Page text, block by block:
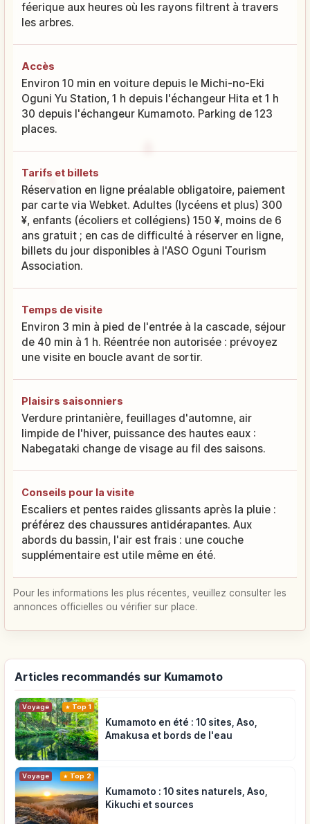
féerique aux heures où les rayons filtrent à travers
les arbres.
Accès
Environ 10 min en voiture depuis le Michi-no-Eki
Oguni Yu Station, 1 h depuis l'échangeur Hita et 1 h
30 depuis l'échangeur Kumamoto. Parking de 123
places.
Tarifs et billets
Réservation en ligne préalable obligatoire, paiement
par carte via Webket. Adultes (lycéens et plus) 300
¥, enfants (écoliers et collégiens) 150 ¥, moins de 6
ans gratuit ; en cas de difficulté à réserver en ligne,
billets du jour disponibles à l'ASO Oguni Tourism
Association.
Temps de visite
Environ 3 min à pied de l'entrée à la cascade, séjour
de 40 min à 1 h. Réentrée non autorisée : prévoyez
une visite en boucle avant de sortir.
Plaisirs saisonniers
Verdure printanière, feuillages d'automne, air
limpide de l'hiver, puissance des hautes eaux :
Nabegataki change de visage au fil des saisons.
Conseils pour la visite
Escaliers et pentes raides glissants après la pluie :
préférez des chaussures antidérapantes. Aux
abords du bassin, l'air est frais : une couche
supplémentaire est utile même en été.
Pour les informations les plus récentes, veuillez consulter les
annonces officielles ou vérifier sur place.
Articles recommandés sur Kumamoto
Voyage Top 1
Kumamoto en été : 10 sites, Aso,
Amakusa et bords de l'eau
Voyage Top 2
Kumamoto : 10 sites naturels, Aso,
Kikuchi et sources